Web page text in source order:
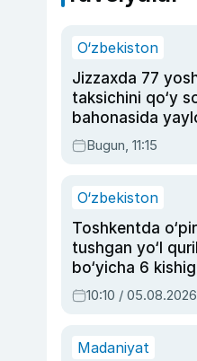
O‘zbekiston
Jizzaxda 77
taksichini qo‘y
bahonasida
olib borib
20 yilga qamaldi
Bugun, 11:15
O‘zbekiston
Toshkentda
tushgan yo‘l
bo‘yicha 6
hukmi o‘qildi
10:10 / 05.08.2026
Madaniyat